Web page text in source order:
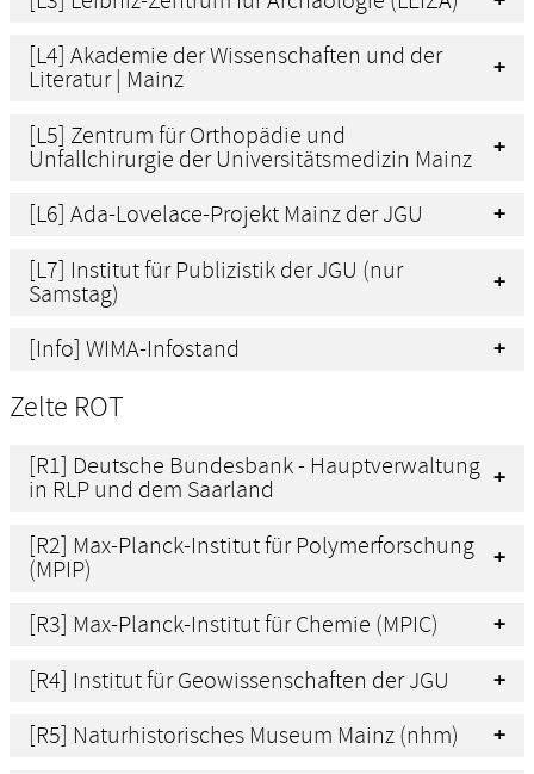
[L4] Akademie der Wissenschaften und der
Literatur | Mainz
[L5] Zentrum für Orthopädie und
Unfallchirurgie der Universitätsmedizin Mainz
[L6] Ada-Lovelace-Projekt Mainz der JGU
[L7] Institut für Publizistik der JGU (nur
Samstag)
[Info] WIMA-Infostand
Zelte ROT
[R1] Deutsche Bundesbank - Hauptverwaltung
in RLP und dem Saarland
[R2] Max-Planck-Institut für Polymerforschung
(MPIP)
[R3] Max-Planck-Institut für Chemie (MPIC)
[R4] Institut für Geowissenschaften der JGU
[R5] Naturhistorisches Museum Mainz (nhm)